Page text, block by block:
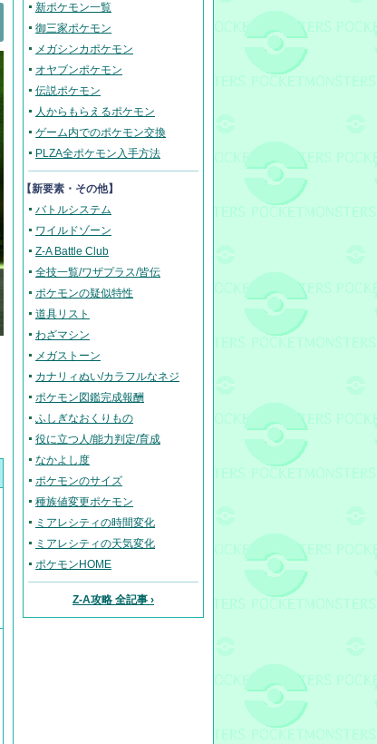
新ポケモン一覧
御三家ポケモン
メガシンカポケモン
オヤブンポケモン
伝説ポケモン
人からもらえるポケモン
ゲーム内でのポケモン交換
PLZA全ポケモン入手方法
【新要素・その他】
バトルシステム
ワイルドゾーン
Z-A Battle Club
全技一覧/ワザプラス/皆伝
ポケモンの疑似特性
道具リスト
わざマシン
メガストーン
カナリィぬい/カラフルなネジ
ポケモン図鑑完成報酬
ふしぎなおくりもの
役に立つ人/能力判定/育成
なかよし度
ポケモンのサイズ
種族値変更ポケモン
ミアレシティの時間変化
ミアレシティの天気変化
ポケモンHOME
Z-A攻略 全記事 ›